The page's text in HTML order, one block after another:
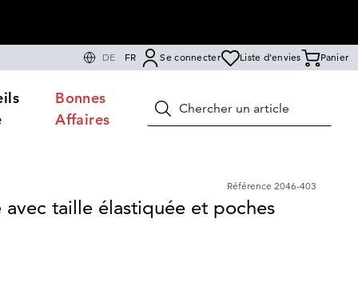
DE FR Se connecter Liste d'envies Panier
Bonnes
Affaires
Rechercher
Référence 2046-403
taille élastiquée et poches